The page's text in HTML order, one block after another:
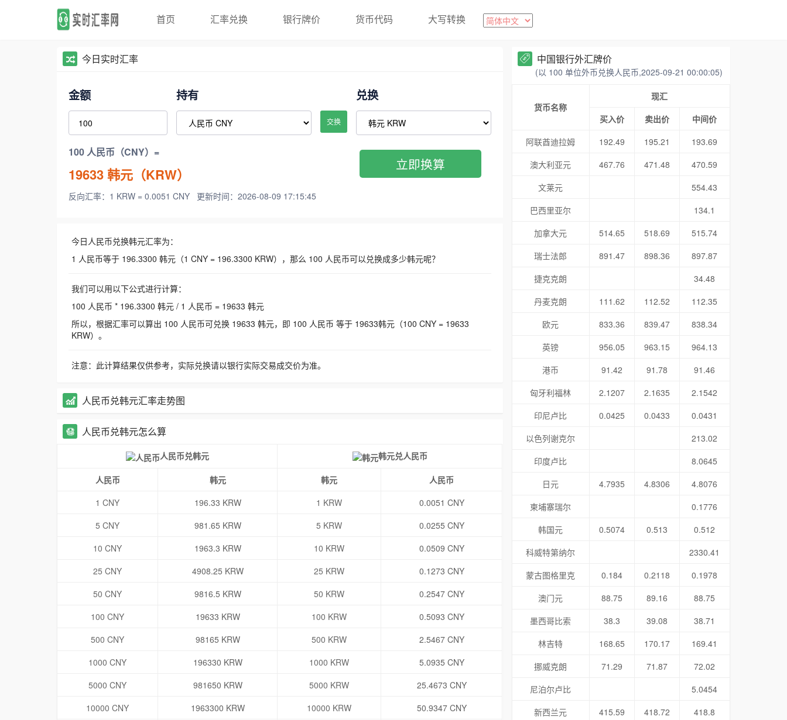
首页 汇率兑换 银行牌价 货币代码 大写转换
今日实时汇率
金额 持有
交换
兑换
100 人民币（CNY）=
19633韩元（KRW）
反向汇率：1 KRW = 0.0051 CNY 更新时间：2026-08-09 17:15:45
立即换算
今日人民币兑换韩元汇率为：
1 人民币等于 196.3300 韩元（1 CNY = 196.3300 KRW），那么 100 人民币可以兑换成多少韩元呢？
我们可以用以下公式进行计算：
100 人民币 * 196.3300 韩元 / 1 人民币 = 19633 韩元
所以，根据汇率可以算出 100 人民币可兑换 19633 韩元，即 100 人民币 等于 19633韩元（100 CNY = 19633
KRW）。
注意：此计算结果仅供参考，实际兑换请以银行实际交易成交价为准。
人民币兑韩元汇率走势图
人民币兑韩元怎么算
人民币兑韩元 韩元兑人民币
人民币 韩元 韩元
人民币
1 CNY
196.33 KRW 1 KRW
0.0051 CNY
5 CNY
981.65 KRW 5 KRW
0.0255 CNY
10 CNY
1963.3 KRW 10 KRW
0.0509 CNY
25 CNY
4908.25 KRW 25 KRW
0.1273 CNY
50 CNY
9816.5 KRW 50 KRW
0.2547 CNY
100 CNY
19633 KRW 100 KRW
0.5093 CNY
500 CNY
98165 KRW 500 KRW
2.5467 CNY
1000 CNY
196330 KRW 1000 KRW
5.0935 CNY
5000 CNY
981650 KRW 5000 KRW
25.4673 CNY
10000 CNY
1963300 KRW 10000 KRW
50.9347 CNY
中国银行外汇牌价
(以 100 单位外币兑换人民币,2025-09-21 00:00:05)
货币名称
现汇
买入价
卖出价
中间价
阿联酋迪拉姆
192.49 195.21
193.69
澳大利亚元
467.76 471.48
470.59
文莱元
554.43
巴西里亚尔
134.1
加拿大元
514.65 518.69
515.74
瑞士法郎
891.47 898.36
897.87
捷克克朗
34.48
丹麦克朗
111.62 112.52
112.35
欧元
833.36 839.47
838.34
英镑
956.05 963.15
964.13
港币
91.42 91.78
91.46
匈牙利福林
2.1207 2.1635
2.1542
印尼卢比
0.0425 0.0433
0.0431
以色列谢克尔
213.02
印度卢比
8.0645
日元
4.7935 4.8306
4.8076
柬埔寨瑞尔
0.1776
韩国元
0.5074 0.513
0.512
科威特第纳尔
2330.41
蒙古图格里克
0.184 0.2118
0.1978
澳门元
88.75 89.16
88.75
墨西哥比索
38.3 39.08
38.71
林吉特
168.65 170.17
169.41
挪威克朗
71.29 71.87
72.02
尼泊尔卢比
5.0454
新西兰元
415.59 418.72
418.8